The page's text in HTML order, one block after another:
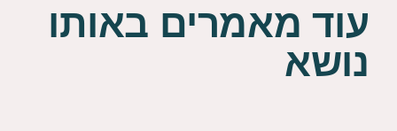
עוד מאמרים באותו
נושא